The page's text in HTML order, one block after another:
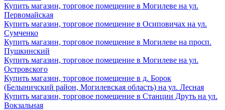
Купить магазин, торговое помещение в Могилеве на ул.
Первомайская
Купить магазин, торговое помещение в Осиповичах на ул.
Сумченко
Купить магазин, торговое помещение в Могилеве на просп.
Пушкинский
Купить магазин, торговое помещение в Могилеве на ул.
Островского
Купить магазин, торговое помещение в д. Борок
(Белыничский район, Могилевская область) на ул. Лесная
Купить магазин, торговое помещение в Станции Друть на ул.
Вокзальная